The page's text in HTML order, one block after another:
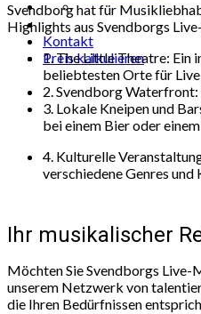
Kontakt
Preis kalkulieren
Svendborg hat für
Highlights aus Svendborgs
1. The Little Theatre: Ein
beliebtesten Orte für
2. Svendborg
3. Lokale Kneipen und
bei einem Bier oder
4. Kulturelle
verschiedene Genres und
Ihr musikalischer
Möchten Sie Svendborgs Live-
unserem Netzwerk von
die Ihren Bedürfnissen